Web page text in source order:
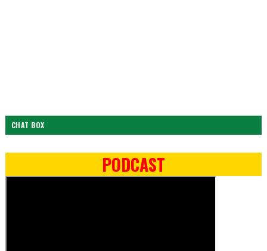
CHAT BOX
PODCAST